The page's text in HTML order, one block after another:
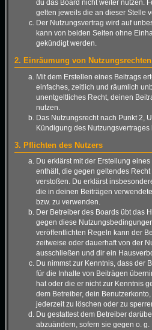
du das Board nicht weiter nutzen.
gelten jeweils die an dieser Stelle
Der Nutzungsvertrag wird auf
kann von beiden Seiten ohne
gekündigt werden.
2. Einräumung von Nutzungsrechten
Mit dem Erstellen eines Beitrags
einfaches, zeitlich und räumlich
unentgeltliches Recht, deinen
nutzen.
Das Nutzungsrecht nach Punkt 2,
Kündigung des Nutzungsvertrages
3. Pflichten des Nutzers
Du erklärst mit der Erstellung
enthält, die gegen geltendes
verstoßen. Du erklärst
die in deinen Beiträgen
bzw. zu verwenden.
Der Betreiber des Boards übt das
gegen diese
veröffentlichten Regeln kann der
zeitweise oder dauerhaft von der
ausschließen und dir ein
Du nimmst zur Kenntnis, dass der
für die Inhalte von Beiträgen
hat oder die er nicht zur Kenntnis
dem Betreiber, dein
jederzeit zu löschen oder zu
Du gestattest dem Betreiber
abzuändern, sofern sie gegen o.